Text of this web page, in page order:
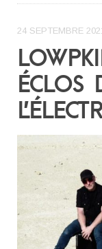
24 SEPTEMBRE
ÉCLOS